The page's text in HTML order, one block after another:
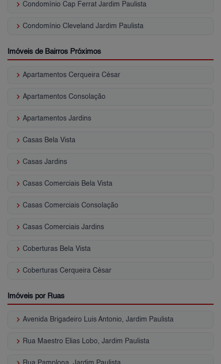
keyboard_arrow_right Condomínio Cap Ferrat Jardim Paulista
keyboard_arrow_right Condomínio Cleveland Jardim Paulista
Imóveis de Bairros Próximos
keyboard_arrow_right Apartamentos Cerqueira César
keyboard_arrow_right Apartamentos Consolação
keyboard_arrow_right Apartamentos Jardins
keyboard_arrow_right Casas Bela Vista
keyboard_arrow_right Casas Jardins
keyboard_arrow_right Casas Comerciais Bela Vista
keyboard_arrow_right Casas Comerciais Consolação
keyboard_arrow_right Casas Comerciais Jardins
keyboard_arrow_right Coberturas Bela Vista
keyboard_arrow_right Coberturas Cerqueira César
Imóveis por Ruas
keyboard_arrow_right Avenida Brigadeiro Luis Antonio, Jardim Paulista
keyboard_arrow_right Rua Maestro Elias Lobo, Jardim Paulista